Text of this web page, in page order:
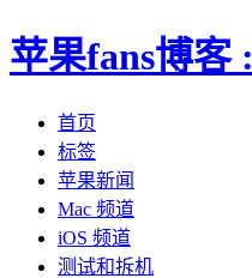
苹果fans博客
首页
标签
苹果新闻
Mac 频道
iOS 频道
测试和拆机